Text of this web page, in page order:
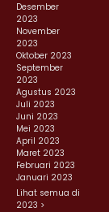
Desember
2023
November
2023
Oktober 2023
September
2023
Agustus 2023
Juli 2023
Juni 2023
Mei 2023
April 2023
Maret 2023
Februari 2023
Januari 2023
Lihat semua di
2023 >